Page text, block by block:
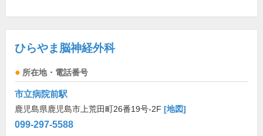
ひらやま脳神経外科
所在地・電話番号
市立病院前駅
鹿児島県鹿児島市上荒田町26番19号-2F [地図]
099-297-5588